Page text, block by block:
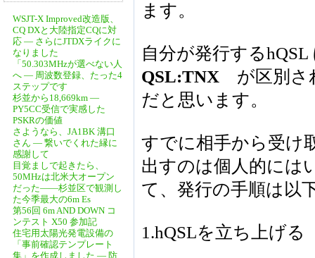
WSJT-X Improved改造版、
CQ DXと大陸指定CQに対
応 ― さらにJTDXライクに
なりました
「50.303MHzが選べない人
へ ― 周波数登録、たった4
ステップです
杉並から18,669km ―
PY5CC受信で実感した
PSKRの価値
さようなら、JA1BK 溝口
さん ― 繋いでくれた縁に
感謝して
目覚ましで起きたら、
50MHzは北米大オープン
だった――杉並区で観測し
た今季最大の6m Es
第56回 6m AND DOWN コ
ンテスト X50 参加記
住宅用太陽光発電設備の
「事前確認テンプレート
集」を作成しました ― 防
ます。
自分が発行する
QSL:TNX が区別さ
だと思います。
すでに相手から受け
出すのは個人的には
て、発行の手順は以
1.hQSLを立ち上げる